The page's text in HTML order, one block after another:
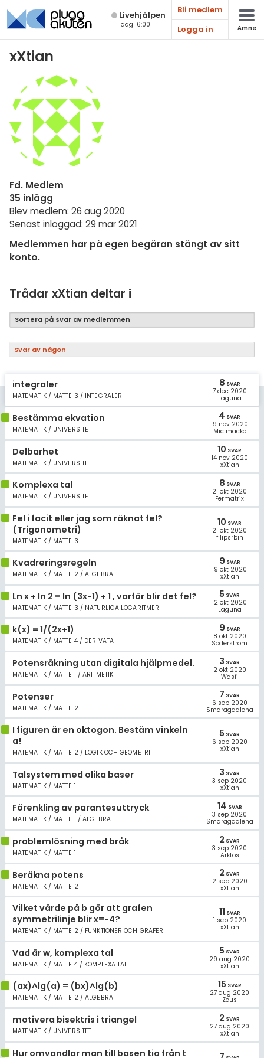
Live­hjälpen
Idag 16:00
Bli medlem
Logga in
Ämne
xXtian
Fd. Medlem
35 inlägg
Blev medlem: 26 aug 2020
Senast inloggad: 29 mar 2021
Medlemmen har på egen begäran stängt av sitt
konto.
Trådar xXtian deltar i
Sortera på svar av medlemmen
Svar av någon
integraler
MATEMATIK / MATTE 3 / INTEGRALER
8 SVAR
7 dec 2020
Laguna
Bestämma ekvation
MATEMATIK / UNIVERSITET
4 SVAR
19 nov 2020
Micimacko
Delbarhet
MATEMATIK / UNIVERSITET
10 SVAR
14 nov 2020
xXtian
Komplexa tal
MATEMATIK / UNIVERSITET
8 SVAR
21 okt 2020
Fermatrix
Fel i facit eller jag som räknat fel?
(Trigonometri)
MATEMATIK / MATTE 3
10 SVAR
21 okt 2020
filipsrbin
Kvadreringsregeln
MATEMATIK / MATTE 2 / ALGEBRA
9 SVAR
19 okt 2020
xXtian
Ln x + ln 2 = ln (3x-1) + 1 , varför blir det fel?
MATEMATIK / MATTE 3 / NATURLIGA LOGARITMER
5 SVAR
12 okt 2020
Laguna
k(x) = 1/(2x+1)
MATEMATIK / MATTE 4 / DERIVATA
9 SVAR
8 okt 2020
Soderstrom
Potensräkning utan digitala hjälpmedel.
MATEMATIK / MATTE 1 / ARITMETIK
3 SVAR
2 okt 2020
Wasfi
Potenser
MATEMATIK / MATTE 2
7 SVAR
6 sep 2020
Smaragdalena
I figuren är en oktogon. Bestäm vinkeln
a!
MATEMATIK / MATTE 2 / LOGIK OCH GEOMETRI
5 SVAR
6 sep 2020
xXtian
Talsystem med olika baser
MATEMATIK / MATTE 1
3 SVAR
3 sep 2020
xXtian
Förenkling av parantesuttryck
MATEMATIK / MATTE 1 / ALGEBRA
14 SVAR
3 sep 2020
Smaragdalena
problemlösning med bråk
MATEMATIK / MATTE 1
2 SVAR
3 sep 2020
Arktos
Beräkna potens
MATEMATIK / MATTE 2
2 SVAR
2 sep 2020
xXtian
Vilket värde på b gör att grafen
symmetrilinje blir x=-4?
MATEMATIK / MATTE 2 / FUNKTIONER OCH GRAFER
11 SVAR
1 sep 2020
xXtian
Vad är w, komplexa tal
MATEMATIK / MATTE 4 / KOMPLEXA TAL
5 SVAR
29 aug 2020
xXtian
(ax)^lg(a) = (bx)^lg(b)
MATEMATIK / MATTE 2 / ALGEBRA
15 SVAR
27 aug 2020
Zeus
motivera bisektris i triangel
MATEMATIK / UNIVERSITET
2 SVAR
27 aug 2020
xXtian
Hur omvandlar man till basen tio från t
Matematik
Engelska
Fler språk
Fler ämnen
Övriga diskussioner
6 inloggade
Om Pluggakuten
Allmänna villkor
Cookie-inställningar